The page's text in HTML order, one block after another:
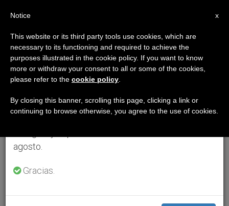
×
Aviso importante
Del 27 de julio al 7 de agosto haremos la pausa
anual, aprovechando que en el periodo de verano
se generan menos informaciones y también el
agosto.
Gracias.
x
Notice
This website or its third party tools use cookies, which are
necessary to its functioning and required to achieve the
purposes illustrated in the cookie policy. If you want to know
more or withdraw your consent to all or some of the cookies,
please refer to the cookie policy
By closing this banner, scrolling this page, clicking a link or
continuing to browse otherwise, you agree to the use of cookies.